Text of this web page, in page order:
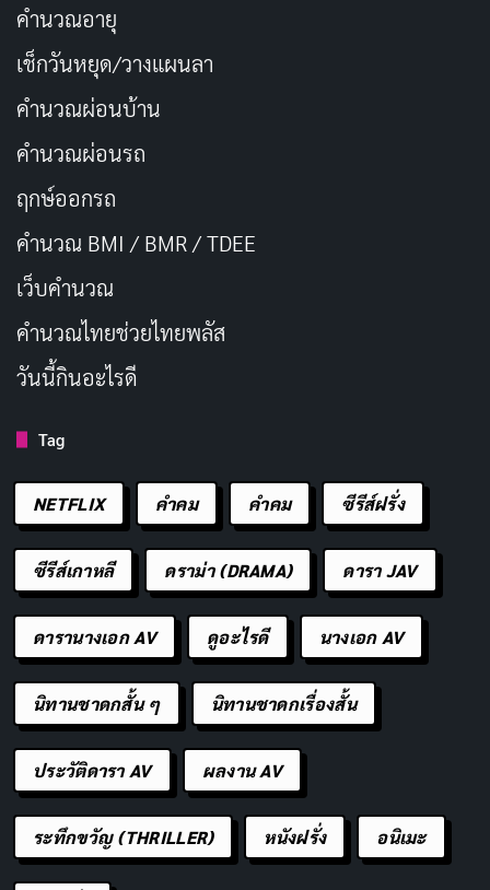
อีกประเด็นหนึ่งที่น่าสนใจคือความสัมพันธ์ระหว่าง
ยอนกับจองจาน้องสาวของเธอ จองจาเป็นตัวละครที่
แสดงความไม่พอใจ ความสัมพันธ์ระหว่างพี่น้องนี้สะท้อน
ถึงความรักและความเข้าใจในครอบครัว แม้จะมีความขัด
แย้งกับแม่ แต่จองจายังคงยืนเคียงข้างพี่สาวของเธอในยาม
ที่ต้องการ
การฝึกฝนของจองนยอนในวงการกุกกึกยังเป็นสัญลักษณ์
ของการค้นพบตัวตนและการเติบโต เธอต้องฝ่าฟันทั้งการ
เต็มไปด้วยการแข่งขัน การเดินทางนี้ทำให้เธอเติบโตจาก
มั่นคงในเส้นทางที่เธอเลือก
ซีรีส์Jeongnyeon: The Star is Bornนำเสนอเรื่องราวที่
เข้มข้นและน่าติดตาม ตั้งแต่การต่อสู้ของหญิงสาวในสังคม
ที่ไม่ให้คุณค่ากับความฝันของพวกเธอ ไปจนถึงความขัด
แย้งในครอบครัวที่ต้องผ่านพ้นเพื่อก้าวสู่เส้นทางที่ตนเอง
เลือก เรื่องราวของจองนยอนเป็นแรงบันดาลใจให้กับผู้ชมที่
เคยถูกกีดกันจากการไล่ตามความฝัน ซีรีส์นี้ไม่เพียงแค่เป็น
เรื่องของความบันเทิง แต่ยังเป็นการกลับมาที่งานออดิชั่นใน
ตอนเช้า จองนยอนมาถึงพอดีกับเวลาที่จะลงทะเบียนเข้า
ร่วมการออดิชั่น แม้จะผ่านความยากลำบากมากมาย จองน
ยอนก็ยังมุ่งมั่นที่จะสานฝันของเธอให้เป็นจริงในการเป็นนัก
คำนวณอายุ
เช็กวันหยุด/วางแผนลา
คำนวณผ่อนบ้าน
คำนวณผ่อนรถ
ฤกษ์ออกรถ
คำนวณ BMI / BMR / TDEE
เว็บคํานวณ
คํานวณไทยช่วยไทยพลัส
วันนี้กินอะไรดี
Tag
NETFLIX คำคม คําคม ซีรีส์ฝรั่ง
ซีรีส์เกาหลี ดราม่า (DRAMA) ดารา JAV
ดารานางเอก AV ดูอะไรดี นางเอก AV
นิทานชาดกสั้น ๆ นิทานชาดกเรื่องสั้น
ประวัติดารา AV ผลงาน AV
ระทึกขวัญ (THRILLER) หนังฝรั่ง อนิเมะ